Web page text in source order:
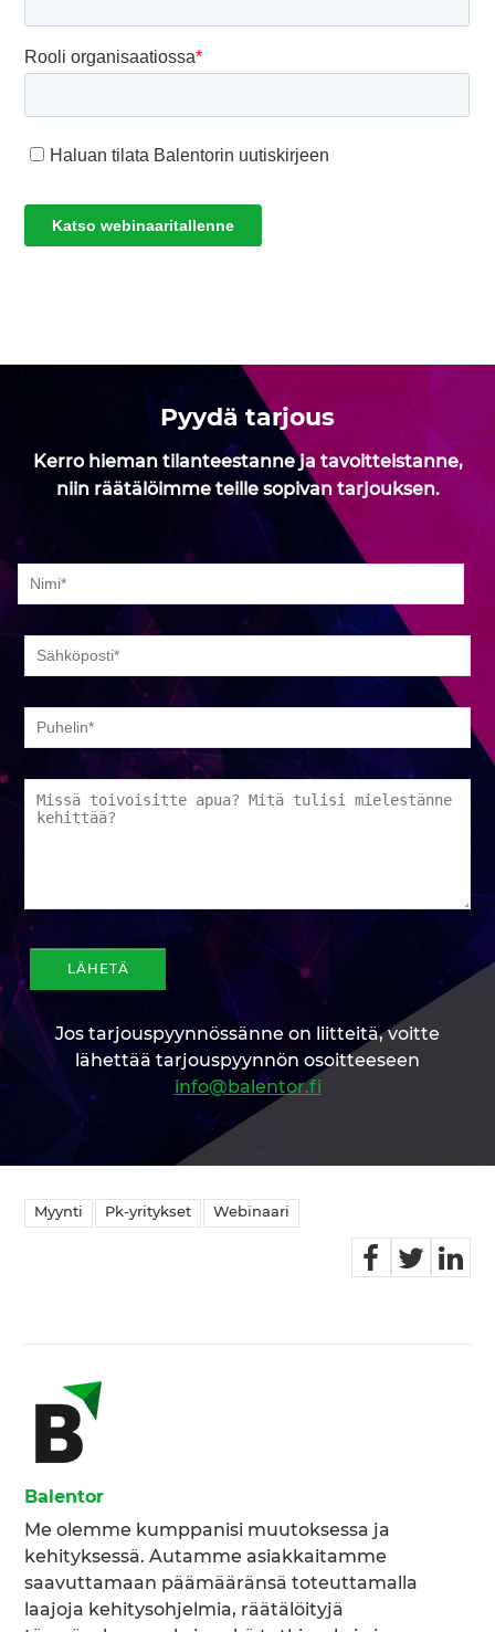
Pyydä tarjous
Kerro hieman tilanteestanne ja tavoitteistanne,
niin räätälöimme teille sopivan tarjouksen.
Jos tarjouspyynnössänne on liitteitä, voitte
lähettää tarjouspyynnön osoitteeseen
info@balentor.fi
Myynti Pk-yritykset Webinaari
Balentor
Me olemme kumppanisi muutoksessa ja
kehityksessä. Autamme asiakkaitamme
saavuttamaan päämääränsä toteuttamalla
laajoja kehitysohjelmia, räätälöityjä